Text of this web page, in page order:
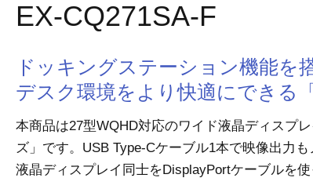
EX-CQ271SA-F
ドッキングステーション機能を
デスク環境をより快適にできる
本商品は27型WQHD対応のワイド液晶ディスプ
ズ」です。USB Type-Cケーブル1本で映像出力
液晶ディスプレイ同士をDisplayPortケーブルを